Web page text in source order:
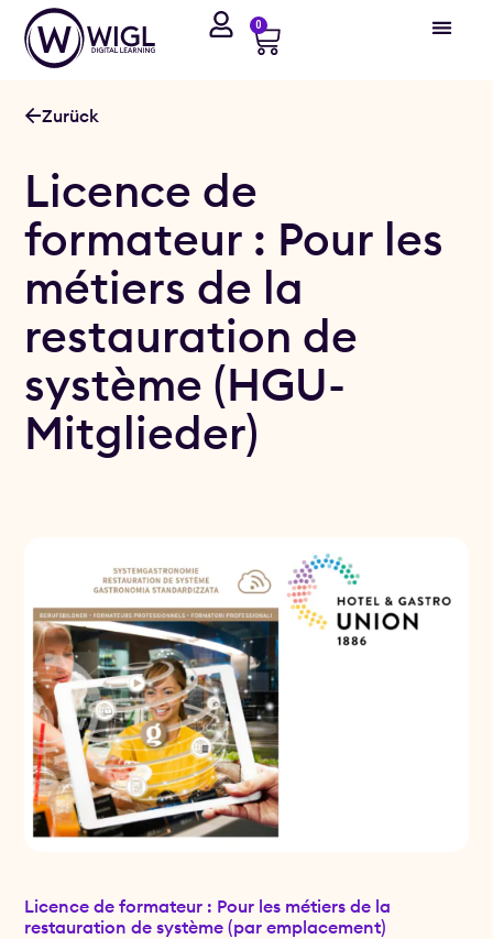
0
Zurück
Licence de
formateur : Pour les
métiers de la
restauration de
système (HGU-
Mitglieder)
Licence de formateur : Pour les métiers de la
restauration de système (par emplacement)